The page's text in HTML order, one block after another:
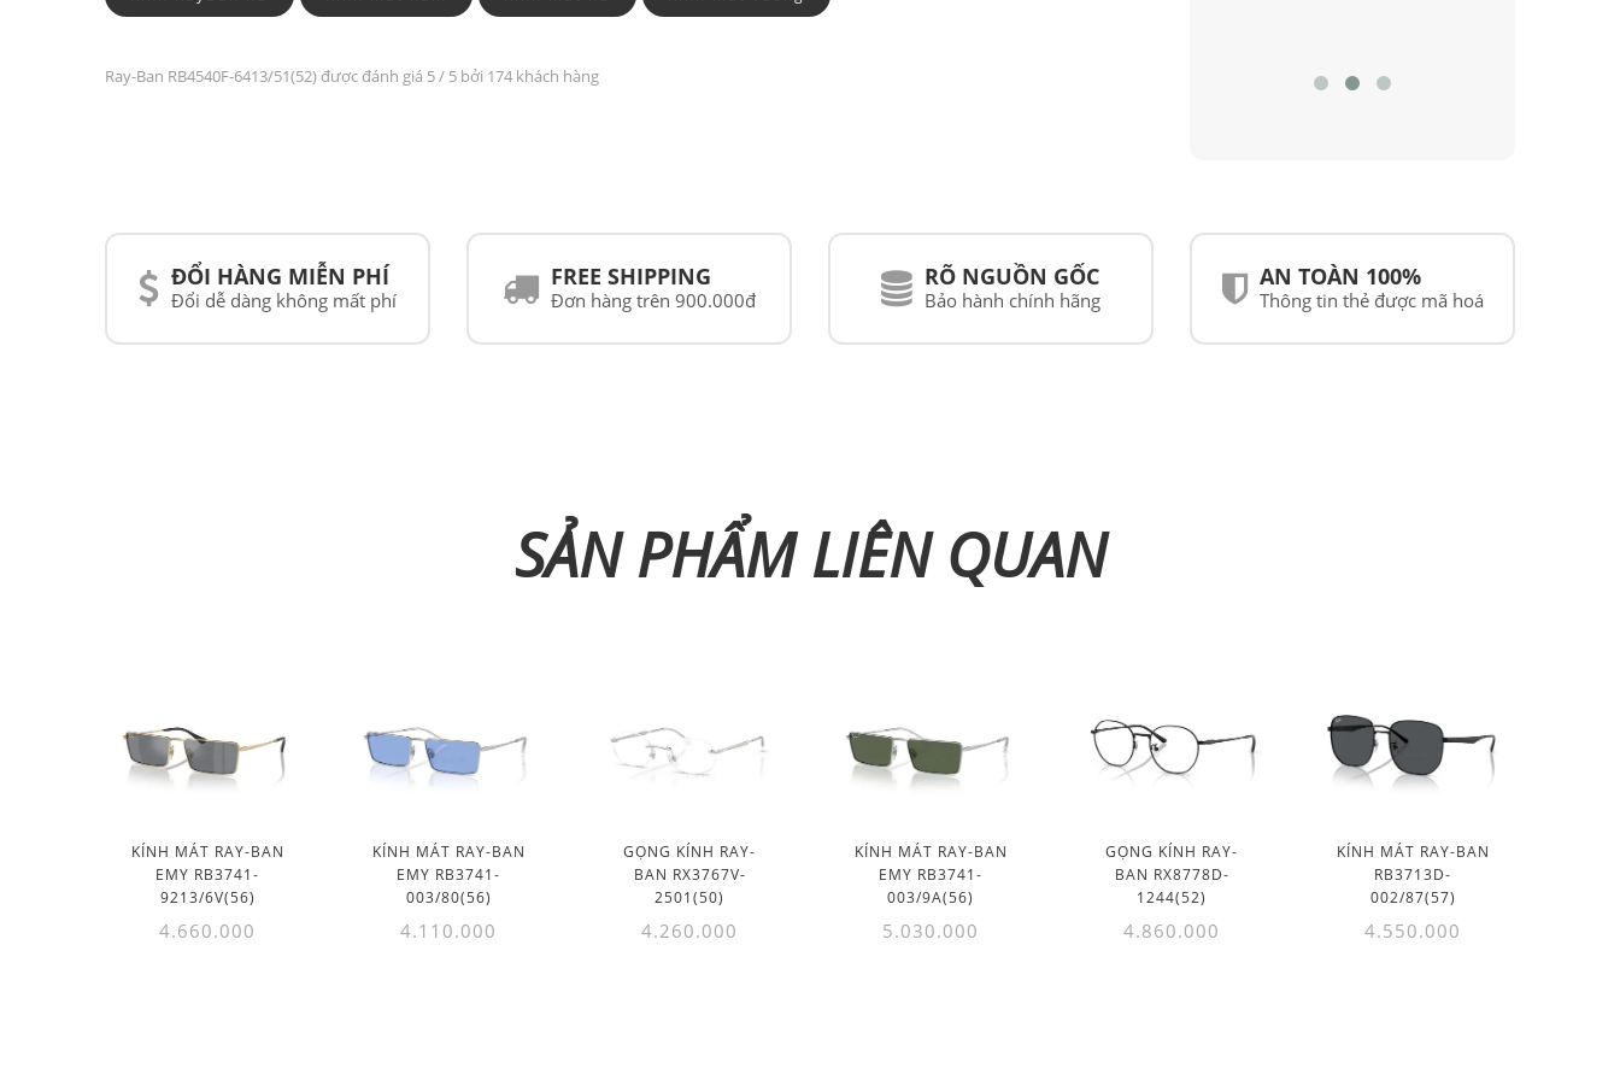
Ray-Ban RB4540F-6413/51(52) được đánh giá 5/ 5 bởi 174 khách hàng
ĐỔI HÀNG MIỄN PHÍ
Đổi dễ dàng không mất phí
FREE SHIPPING
Đơn hàng trên 900.000đ
RÕ NGUỒN GỐC
Bảo hành chính hãng
AN TOÀN 100%
Thông tin thẻ được mã hoá
SẢN PHẨM LIÊN QUAN
KÍNH MÁT RAY-BAN
EMY RB3741-
9213/6V(56)
4.660.000
KÍNH MÁT RAY-BAN
EMY RB3741-
003/80(56)
4.110.000
GỌNG KÍNH RAY-
BAN RX3767V-
2501(50)
4.260.000
KÍNH MÁT RAY-BAN
EMY RB3741-
003/9A(56)
5.030.000
GỌNG KÍNH RAY-
BAN RX8778D-
1244(52)
4.860.000
KÍNH MÁT RAY-BAN
RB3713D-
002/87(57)
4.550.000